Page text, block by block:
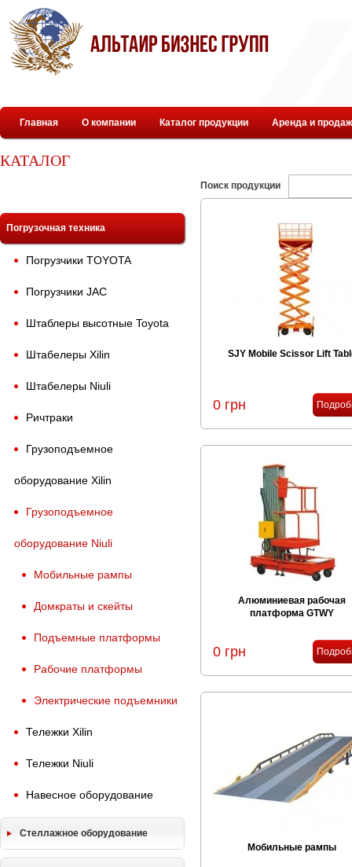
Главная О компании Каталог продукции Аренда и
КАТАЛОГ
Погрузочная техника
Погрузчики TOYOTA
Погрузчики JAC
Штаблеры высотные Toyota
Штабелеры Xilin
Штабелеры Niuli
Ричтраки
Грузоподъемное
оборудование Xilin
Грузоподъемное
оборудование Niuli
Мобильные рампы
Домкраты и скейты
Подъемные платформы
Рабочие платформы
Электрические подъемники
Тележки Xilin
Тележки Niuli
Навесное оборудование
Стеллажное оборудование
Поиск продукции
SJY Mobile Scissor Lift
0 грн
Алюминиевая рабочая
платформа GTWY
0 грн
Мобильные рампы